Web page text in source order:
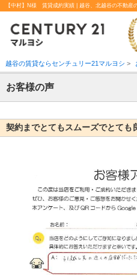
【中村】N様 賃貸成約実績 | 越谷、北越谷の不動産
越谷の賃貸ならセンチュリー21マルヨシ >
お客様の声
契約までとてもスムーズでとても